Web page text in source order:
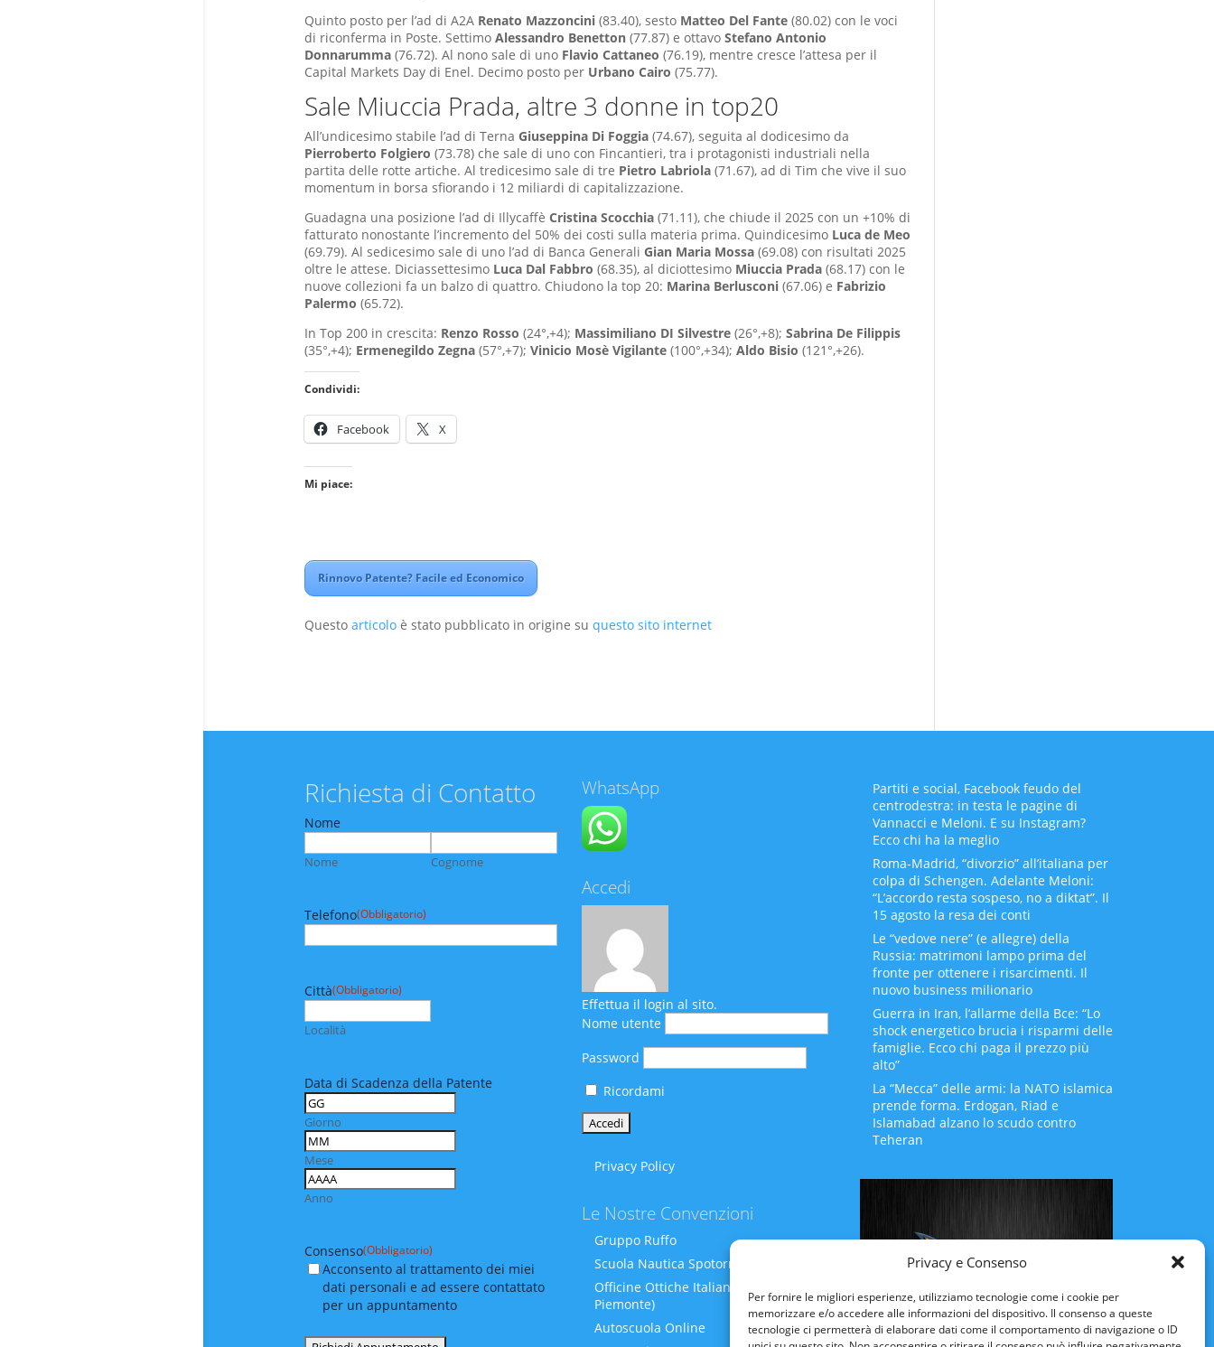
Privacy e Consenso
Per fornire le migliori esperienze, utilizziamo tecnologie come i cookie per
memorizzare e/o accedere alle informazioni del dispositivo. Il consenso a queste
tecnologie ci permetterà di elaborare dati come il comportamento di navigazione o ID
Quinto posto per l’ad di A2A Renato Mazzoncini (83.40), sesto Matteo Del Fante(80.02) con le voci
di riconferma in Poste. Settimo Alessandro Benetton(77.87) e ottavoStefano Antonio
Donnarumma(76.72). Al nono sale di uno Flavio Cattaneo (76.19), mentre cresce l’attesa per il
Capital Markets Day di Enel. Decimo posto per Urbano Cairo (75.77).
Sale Miuccia Prada, altre 3 donne in top20
All’undicesimo stabile l’ad di Terna Giuseppina Di Foggia (74.67), seguita al dodicesimo da
Pierroberto Folgiero (73.78) che sale di uno con Fincantieri, tra i protagonisti industriali nella
partita delle rotte artiche. Al tredicesimo sale di tre Pietro Labriola (71.67), ad di Tim che vive il suo
momentum in borsa sfiorando i 12 miliardi di capitalizzazione.
Guadagna una posizione l’ad di Illycaffè Cristina Scocchia(71.11), che chiude il 2025 con un +10% di
fatturato nonostante l’incremento del 50% dei costi sulla materia prima. Quindicesimo Luca de Meo
(69.79). Al sedicesimo sale di uno l’ad di Banca Generali Gian Maria Mossa(69.08) con risultati 2025
oltre le attese. Diciassettesimo Luca Dal Fabbro (68.35), al diciottesimo Miuccia Prada (68.17) con le
nuove collezioni fa un balzo di quattro. Chiudono la top 20: Marina Berlusconi (67.06) e Fabrizio
Palermo (65.72).
In Top 200 in crescita: Renzo Rosso (24°,+4); Massimiliano DI Silvestre (26°,+8); Sabrina De Filippis
(35°,+4); Ermenegildo Zegna(57°,+7); Vinicio Mosè Vigilante(100°,+34); Aldo Bisio (121°,+26).
Condividi:
Facebook X
Mi piace:
Rinnovo Patente? Facile ed Economico
Questo articoloè stato pubblicato in origine su questo sito internet
Richiesta di Contatto
Nome
Nome Cognome
Telefono(Obbligatorio)
Città(Obbligatorio)
Località
Data di Scadenza della Patente
Giorno
Mese
Anno
Consenso(Obbligatorio)
Acconsento al trattamento dei miei
dati personali e ad essere contattato
per un appuntamento
WhatsApp
Accedi
Effettua il login al sito.
Nome utente
Password
Ricordami
Privacy Policy
Le Nostre Convenzioni
Gruppo Ruffo
Scuola Nautica Spotornoli
Officine Ottiche Italiane (Liguria-
Piemonte)
Autoscuola Online
Partiti e social, Facebook feudo del
centrodestra: in testa le pagine di
Vannacci e Meloni. E su Instagram?
Ecco chi ha la meglio
Roma-Madrid, “divorzio” all’italiana per
colpa di Schengen. Adelante Meloni:
“L’accordo resta sospeso, no a diktat”. Il
15 agosto la resa dei conti
Le “vedove nere” (e allegre) della
Russia: matrimoni lampo prima del
fronte per ottenere i risarcimenti. Il
nuovo business milionario
Guerra in Iran, l’allarme della Bce: “Lo
shock energetico brucia i risparmi delle
famiglie. Ecco chi paga il prezzo più
alto”
La “Mecca” delle armi: la NATO islamica
prende forma. Erdogan, Riad e
Islamabad alzano lo scudo contro
Teheran